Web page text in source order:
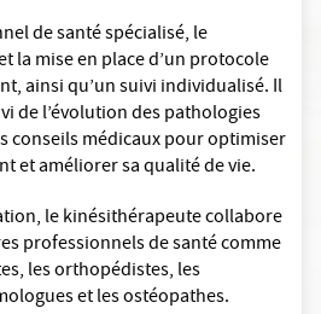
de santé spécialisé, le
la mise en place d’un protocole
ainsi qu’un suivi individualisé. Il
de l’évolution des pathologies
conseils médicaux pour optimiser
et améliorer sa qualité de vie.
le kinésithérapeute collabore
professionnels de santé comme
les orthopédistes, les
et les ostéopathes.